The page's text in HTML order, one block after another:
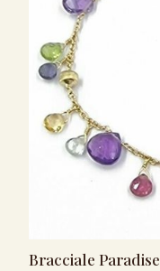
Bracciale Paradise